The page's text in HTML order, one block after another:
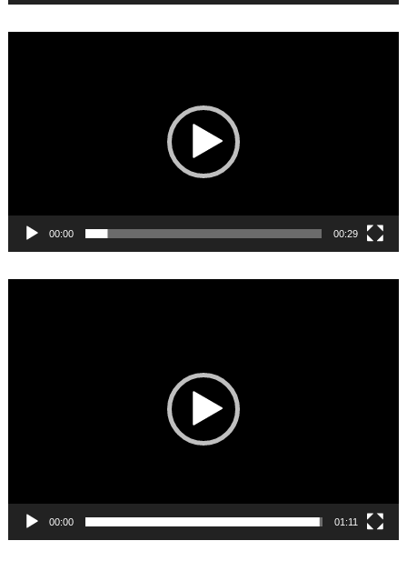
00:00 00:29
00:00 01:11